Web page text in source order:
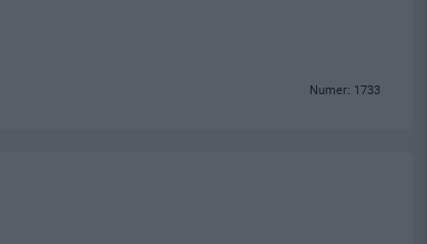
Numer: 1733